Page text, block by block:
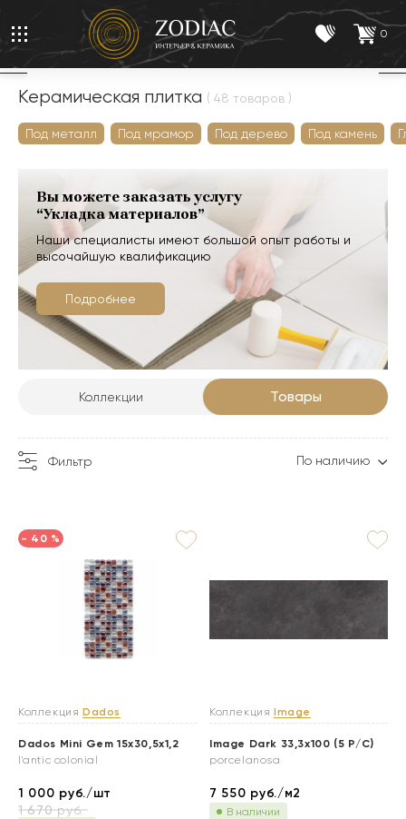
0
Керамическая плитка ( 48 товаров )
Под металл Под мрамор Под дерево Под камень
Вы можете заказать услугу
“Укладка материалов”
Наши специалисты имеют большой опыт работы и
высочайшую квалификацию
Подробнее
Коллекции Товары
Фильтр По наличию
- 40 %
Коллекция Dados
Dados Mini Gem 15x30,5x1,2
l'antic colonial
1 000 руб./шт
1 670руб.
Коллекция Image
Image Dark 33,3x100 (5 P/C)
porcelanosa
7 550 руб./м2
В наличии